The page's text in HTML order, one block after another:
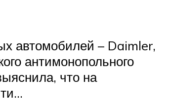
автомобилей – Daimler,
антимонопольного
что на